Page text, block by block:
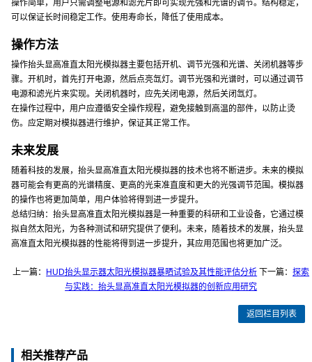
操作简单，用户只需调整电源和滤光片即可实现光强和光谱的调节。结构稳定，
可以保证长时间稳定工作。使用寿命长，降低了使用成本。
操作方法
操作抬头显高准直太阳光模拟器主要包括开机、调节光强和光谱、关闭机器等步
骤。开机时，首先打开电源，然后点亮氙灯。调节光强和光谱时，可以通过调节
电源和滤光片来实现。关闭机器时，应先关闭电源，然后关闭氙灯。
在操作过程中，用户应遵循安全操作规程，避免接触到高温的部件，以防止烫
伤。应定期对模拟器进行维护，保证其正常工作。
未来发展
随着科技的发展，抬头显高准直太阳光模拟器的技术也将不断进步。未来的模拟
器可能会有更高的光谱精度、更高的光束准直度和更大的光强调节范围。模拟器
的操作也将更加简单，用户体验将得到进一步提升。
总结归纳：抬头显高准直太阳光模拟器是一种重要的科研和工业设备，它通过模
拟自然太阳光，为各种测试和研究提供了便利。未来，随着技术的发展，抬头显
高准直太阳光模拟器的性能将得到进一步提升，其应用范围也将更加广泛。
上一篇： HUD抬头显示器太阳光模拟器暴晒试验及其性能评估分析 下一篇：探索
与实践：抬头显高准直太阳光模拟器的创新应用研究
返回栏目列表
相关推荐产品